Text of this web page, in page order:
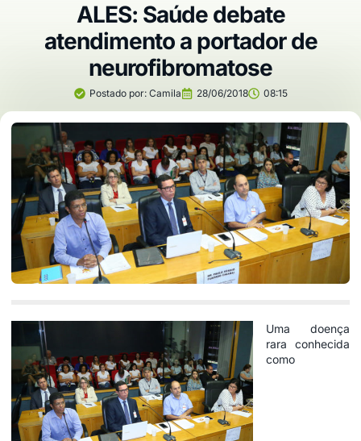
ALES: Saúde debate
atendimento a portador de
neurofibromatose
Postado por:Camila 28/06/2018 08:15
Uma doença
rara conhecida
como